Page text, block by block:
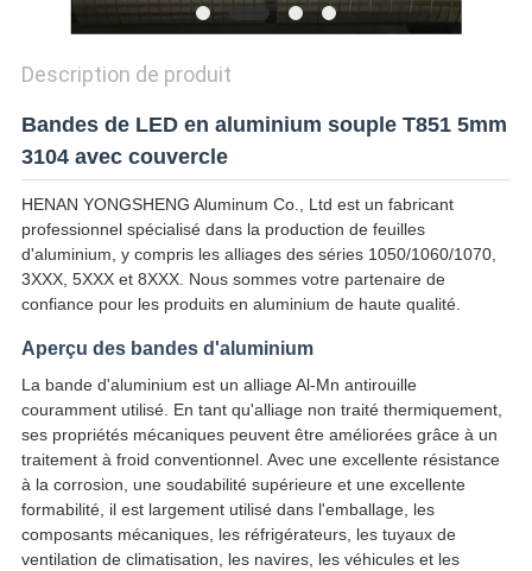
Description de produit
Bandes de LED en aluminium souple T851 5mm
3104 avec couvercle
HENAN YONGSHENG Aluminum Co., Ltd est un fabricant
professionnel spécialisé dans la production de feuilles
d'aluminium, y compris les alliages des séries 1050/1060/1070,
3XXX, 5XXX et 8XXX. Nous sommes votre partenaire de
confiance pour les produits en aluminium de haute qualité.
Aperçu des bandes d'aluminium
La bande d'aluminium est un alliage Al-Mn antirouille
couramment utilisé. En tant qu'alliage non traité thermiquement,
ses propriétés mécaniques peuvent être améliorées grâce à un
traitement à froid conventionnel. Avec une excellente résistance
à la corrosion, une soudabilité supérieure et une excellente
formabilité, il est largement utilisé dans l'emballage, les
composants mécaniques, les réfrigérateurs, les tuyaux de
ventilation de climatisation, les navires, les véhicules et les